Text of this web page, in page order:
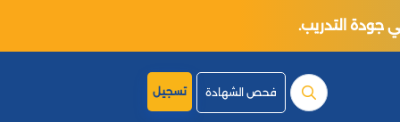
فحص الشهادة تسجيل